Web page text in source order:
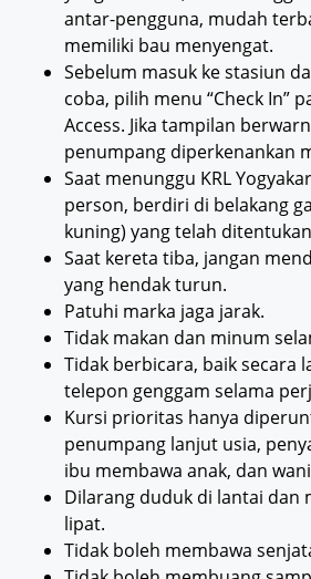
antar-pengguna, mudah
memiliki bau menyengat.
Sebelum masuk ke stasiun
coba, pilih menu “Check In”
Access. Jika tampilan
penumpang diperkenankan
Saat menunggu KRL
person, berdiri di belakang
kuning) yang telah
Saat kereta tiba, jangan
yang hendak turun.
Patuhi marka jaga jarak.
Tidak makan dan minum
Tidak berbicara, baik secara
telepon genggam selama
Kursi prioritas hanya
penumpang lanjut usia,
ibu membawa anak, dan
Dilarang duduk di lantai dan
lipat.
Tidak boleh membawa